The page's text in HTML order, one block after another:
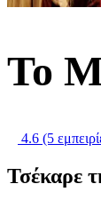
Το
4.6 (5
Τσέκαρε